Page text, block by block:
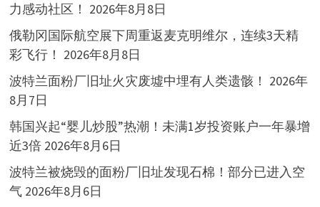
力感动社区！ 2026年8月8日
俄勒冈国际航空展下周重返麦克明维尔，连续3天精
彩飞行！ 2026年8月8日
波特兰面粉厂旧址火灾废墟中埋有人类遗骸！ 2026年
8月7日
韩国兴起“婴儿炒股”热潮！未满1岁投资账户一年暴增
近3倍 2026年8月6日
波特兰被烧毁的面粉厂旧址发现石棉！部分已进入空
气 2026年8月6日